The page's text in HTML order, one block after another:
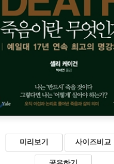
미리보기 사이즈비교